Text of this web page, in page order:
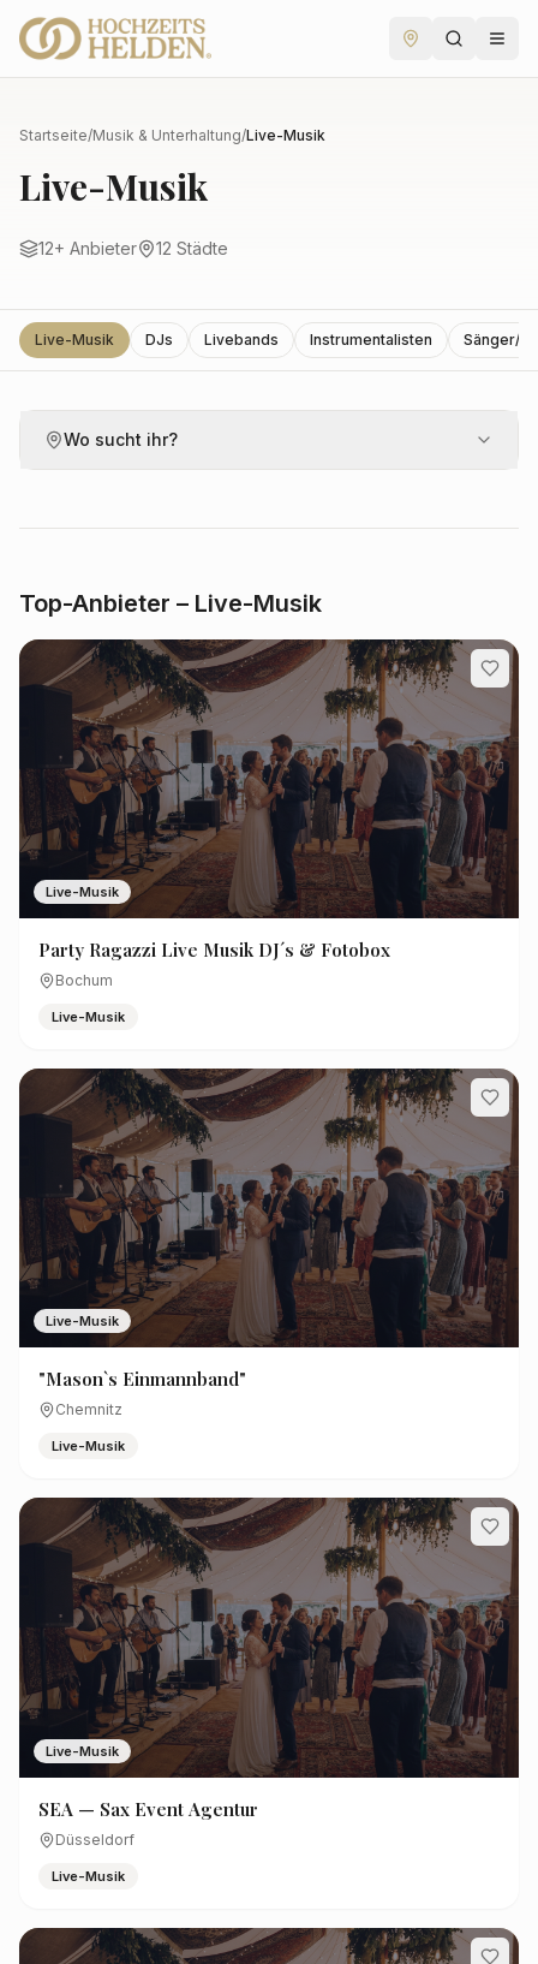
Startseite/Musik & Unterhaltung/Live-Musik
Live-Musik
12+ Anbieter 12 Städte
Live-Musik DJs Livebands Instrumentalisten Sänger/
Wo sucht ihr?
Top-Anbieter – Live-Musik
Live-Musik
Party Ragazzi Live Musik DJ´s & Fotobox
Bochum
Live-Musik
Live-Musik
"Mason`s Einmannband"
Chemnitz
Live-Musik
Live-Musik
SEA — Sax Event Agentur
Düsseldorf
Live-Musik